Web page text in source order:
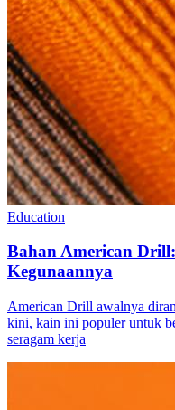
Education
Bahan American
Kegunaannya
American Drill awalnya
kini, kain ini populer untuk
seragam kerja